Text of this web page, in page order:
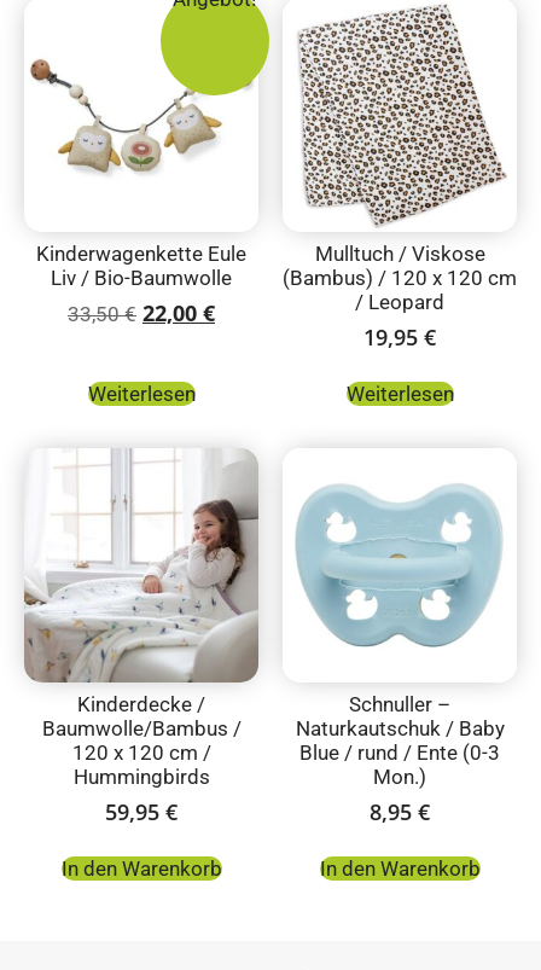
Kinderwagenkette Eule
Liv / Bio-Baumwolle
33,50€ 22,00 €
Weiterlesen
Mulltuch / Viskose
(Bambus) / 120 x 120 cm
/ Leopard
19,95 €
Weiterlesen
Kinderdecke /
Baumwolle/Bambus /
120 x 120 cm /
Hummingbirds
59,95 €
In den Warenkorb
Schnuller –
Naturkautschuk / Baby
Blue / rund / Ente (0-3
Mon.)
8,95 €
In den Warenkorb